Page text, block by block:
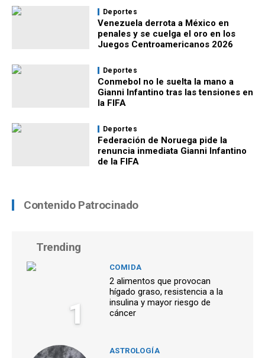
Deportes
Venezuela derrota a México en
penales y se cuelga el oro en los
Juegos Centroamericanos 2026
Deportes
Conmebol no le suelta la mano a
Gianni Infantino tras las tensiones en
la FIFA
Deportes
Federación de Noruega pide la
renuncia inmediata Gianni Infantino
de la FIFA
Contenido Patrocinado
Trending
1
COMIDA
2 alimentos que provocan
hígado graso, resistencia a la
insulina y mayor riesgo de
cáncer
ASTROLOGÍA